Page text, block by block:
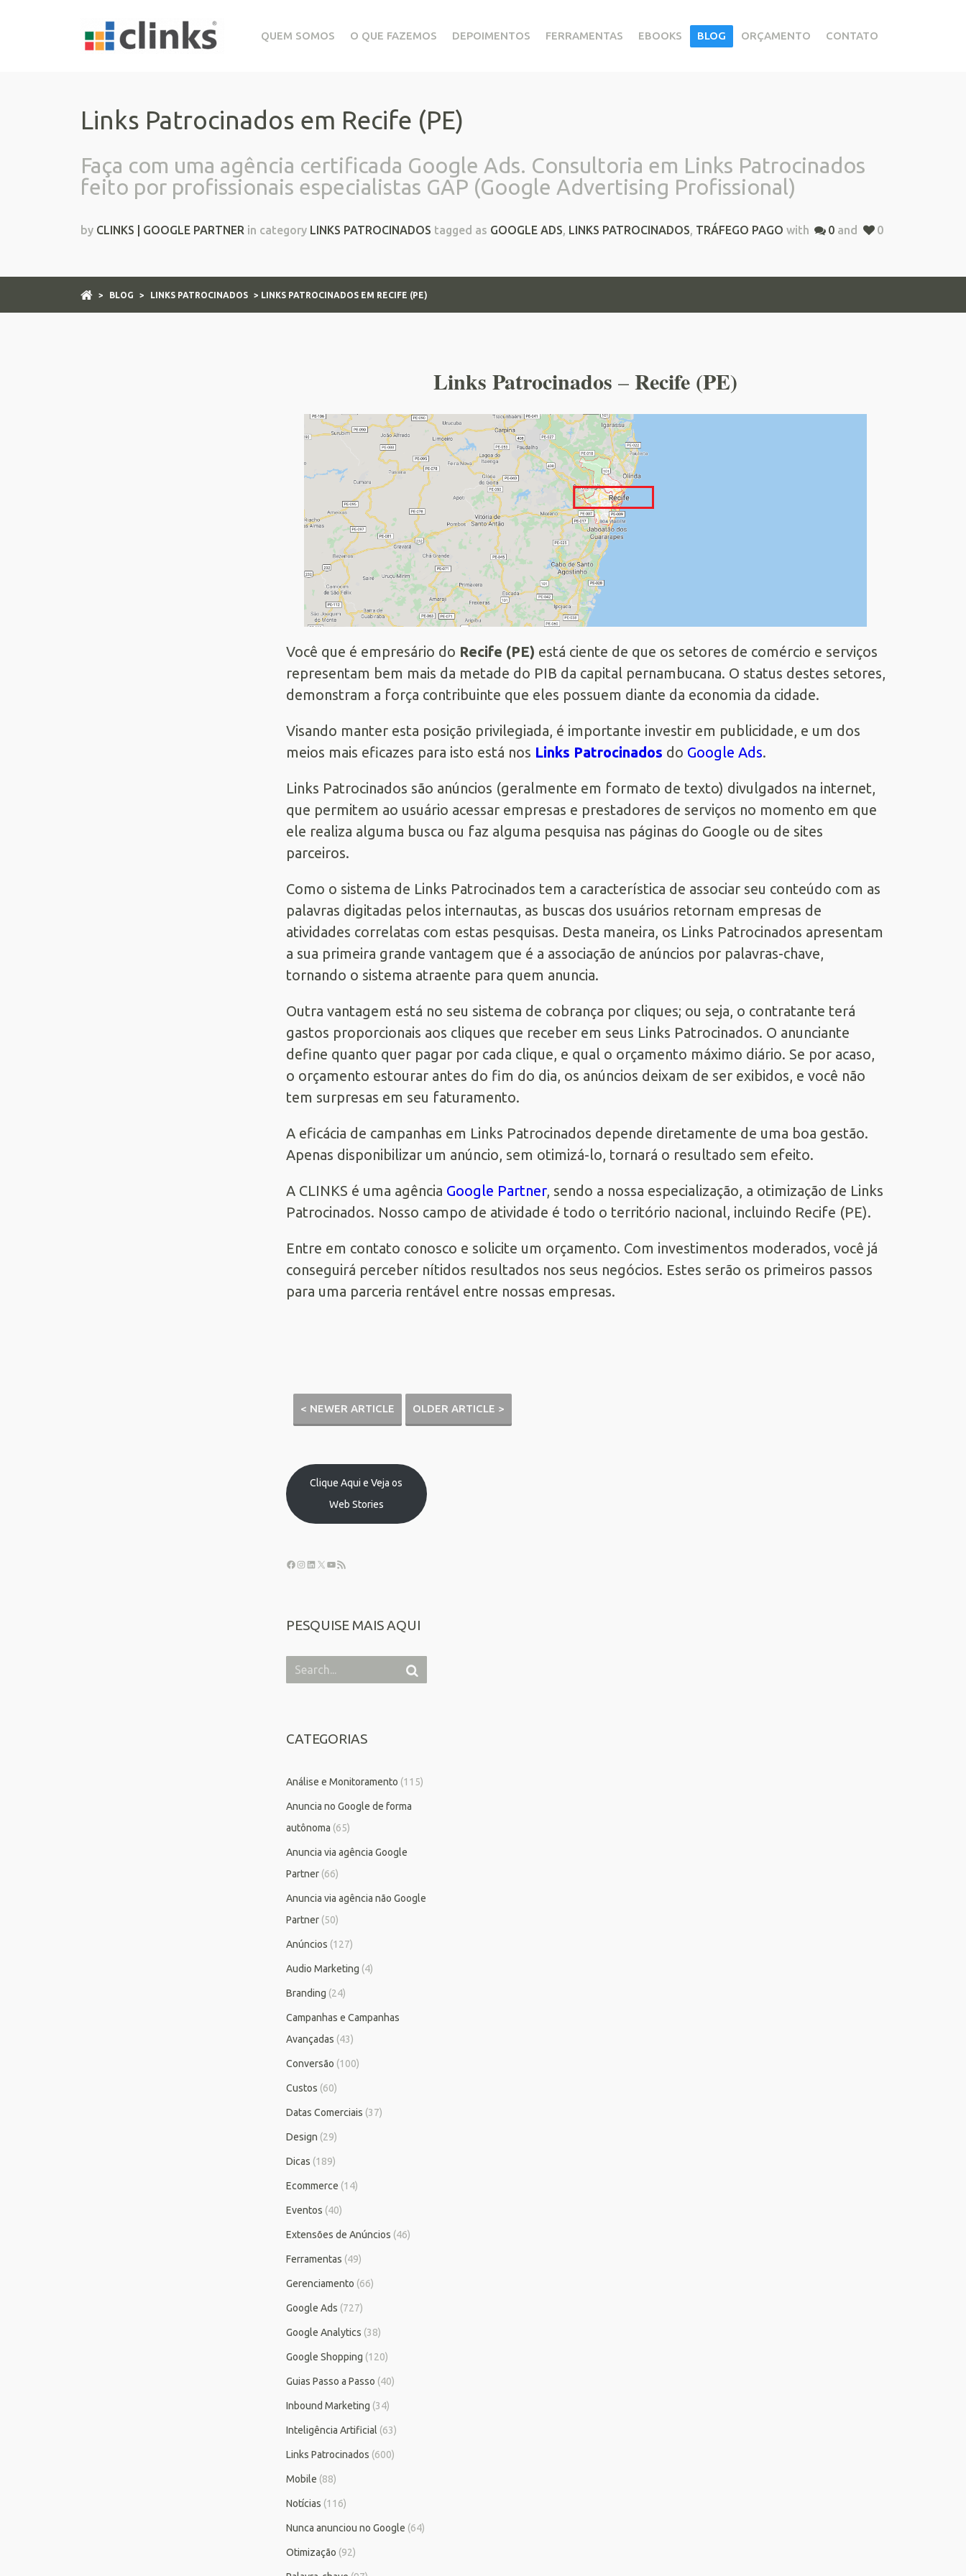
QUEM SOMOS O QUE FAZEMOS DEPOIMENTOS FERRAMENTAS EBOOKS BLOG ORÇAMENTO CONTATO
Links Patrocinados em Recife (PE)
Faça com uma agência certificada Google Ads. Consultoria em Links Patrocinados
feito por profissionais especialistas GAP (Google Advertising Profissional)
by CLINKS | GOOGLE PARTNER in category LINKS PATROCINADOS tagged as GOOGLE ADS, LINKS PATROCINADOS, TRÁFEGO PAGO with 0 and 0
> BLOG > LINKS PATROCINADOS > LINKS PATROCINADOS EM RECIFE (PE)
Links Patrocinados –Recife (PE)
Você que é empresário do Recife (PE) está ciente de que os setores de comércio e serviços
representam bem mais da metade do PIB da capital pernambucana. O status destes setores,
demonstram a força contribuinte que eles possuem diante da economia da cidade.
Visando manter esta posição privilegiada, é importante investir em publicidade, e um dos
meios mais eficazes para isto está nos Links Patrocinados do Google Ads.
Links Patrocinados são anúncios (geralmente em formato de texto) divulgados na internet,
que permitem ao usuário acessar empresas e prestadores de serviços no momento em que
ele realiza alguma busca ou faz alguma pesquisa nas páginas do Google ou de sites
parceiros.
Como o sistema de Links Patrocinados tem a característica de associar seu conteúdo com as
palavras digitadas pelos internautas, as buscas dos usuários retornam empresas de
atividades correlatas com estas pesquisas. Desta maneira, os Links Patrocinados apresentam
a sua primeira grande vantagem que é a associação de anúncios por palavras-chave,
tornando o sistema atraente para quem anuncia.
Outra vantagem está no seu sistema de cobrança por cliques; ou seja, o contratante terá
gastos proporcionais aos cliques que receber em seus Links Patrocinados. O anunciante
define quanto quer pagar por cada clique, e qual o orçamento máximo diário. Se por acaso,
o orçamento estourar antes do fim do dia, os anúncios deixam de ser exibidos, e você não
tem surpresas em seu faturamento.
A eficácia de campanhas em Links Patrocinados depende diretamente de uma boa gestão.
Apenas disponibilizar um anúncio, sem otimizá-lo, tornará o resultado sem efeito.
A CLINKS é uma agência Google Partner, sendo a nossa especialização, a otimização de Links
Patrocinados. Nosso campo de atividade é todo o território nacional, incluindo Recife (PE).
Entre em contato conosco e solicite um orçamento. Com investimentos moderados, você já
conseguirá perceber nítidos resultados nos seus negócios. Estes serão os primeiros passos
para uma parceria rentável entre nossas empresas.
< NEWER ARTICLE OLDER ARTICLE >
Clique Aqui e Veja os
Web Stories
PESQUISE MAIS AQUI
CATEGORIAS
Análise e Monitoramento (115)
Anuncia no Google de forma
autônoma (65)
Anuncia via agência Google
Partner(66)
Anuncia via agência não Google
Partner(50)
Anúncios (127)
Audio Marketing (4)
Branding (24)
Campanhas e Campanhas
Avançadas (43)
Conversão (100)
Custos (60)
Datas Comerciais (37)
Design (29)
Dicas (189)
Ecommerce (14)
Eventos (40)
Extensões de Anúncios (46)
Ferramentas (49)
Gerenciamento (66)
Google Ads (727)
Google Analytics (38)
Google Shopping (120)
Guias Passo a Passo (40)
Inbound Marketing (34)
Inteligência Artificial (63)
Links Patrocinados (600)
Mobile (88)
Notícias (116)
Nunca anunciou no Google (64)
Otimização (92)